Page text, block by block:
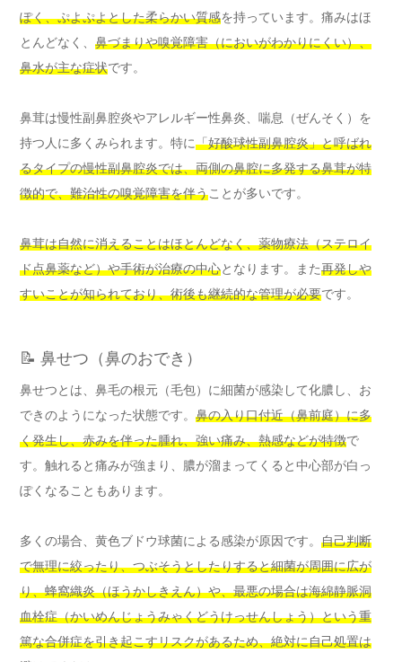
ぽく、ぷよぷよとした柔らかい質感を持っています。痛みはほ
とんどなく、 鼻づまりや嗅覚障害（においがわかりにくい）、
鼻水が主な症状です。
鼻茸は慢性副鼻腔炎やアレルギー性鼻炎、喘息（ぜんそく）を
持つ人に多くみられます。特に「好酸球性副鼻腔炎」と呼ばれ
るタイプの慢性副鼻腔炎では、両側の鼻腔に多発する鼻茸が特
徴的で、難治性の嗅覚障害を伴うことが多いです。
鼻茸は自然に消えることはほとんどなく、薬物療法（ステロイ
ド点鼻薬など）や手術が治療の中心となります。また再発しや
すいことが知られており、術後も継続的な管理が必要です。
📝 鼻せつ（鼻のおでき）
鼻せつとは、鼻毛の根元（毛包）に細菌が感染して化膿し、お
できのようになった状態です。 鼻の入り口付近（鼻前庭）に多
く発生し、赤みを伴った腫れ、強い痛み、熱感などが特徴で
す。触れると痛みが強まり、膿が溜まってくると中心部が白っ
ぽくなることもあります。
多くの場合、黄色ブドウ球菌による感染が原因です。 自己判断
で無理に絞ったり、つぶそうとしたりすると細菌が周囲に広が
り、蜂窩織炎（ほうかしきえん）や、最悪の場合は海綿静脈洞
血栓症（かいめんじょうみゃくどうけっせんしょう）という重
篤な合併症を引き起こすリスクがあるため、絶対に自己処置は